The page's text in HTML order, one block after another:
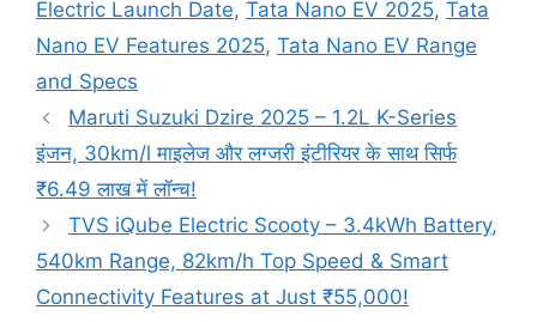
Electric Launch Date, Tata Nano EV 2025, Tata
Nano EV Features 2025, Tata Nano EV Range
and Specs
Maruti Suzuki Dzire 2025 – 1.2L K-Series
इंजन, 30km/l माइलेज और लग्जरी इंटीरियर के साथ सिर्फ
₹6.49 लाख में लॉन्च!
TVS iQube Electric Scooty – 3.4kWh Battery,
540km Range, 82km/h Top Speed & Smart
Connectivity Features at Just ₹55,000!